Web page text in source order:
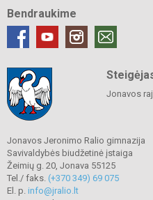
Bendraukime
Jonavos
Jonavos Jeronimo Ralio gimnazija
Savivaldybės biudžetinė įstaiga
Žeimių g. 20, Jonava 55125
Tel./ faks. (+370 349) 69 075
El. p. info@jralio.lt